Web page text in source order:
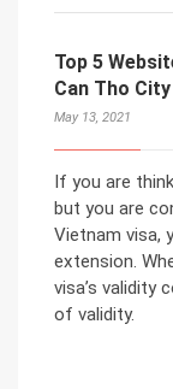
Top 5
Can Tho City
May 13, 2021
If you are
but you are
Vietnam visa,
extension.
visa’s validity
of validity.